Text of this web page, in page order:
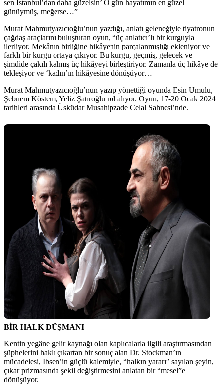
sen İstanbul’dan daha güzelsin’ O gün hayatımın en güzel
günüymüş, meğerse…”
Murat Mahmutyazıcıoğlu’nun yazdığı, anlatı geleneğiyle tiyatronun
çağdaş araçlarını buluşturan oyun, “üç anlatıcı’lı bir kurguyla
ilerliyor. Mekânın birliğine hikâyenin parçalanmışlığı ekleniyor ve
farklı bir kurgu ortaya çıkıyor. Bu kurgu, geçmiş, gelecek ve
şimdide çakılı kalmış üç hikâyeyi birleştiriyor. Zamanla üç hikâye de
tekleşiyor ve ‘kadın’ın hikâyesine dönüşüyor…
Murat Mahmutyazıcıoğlu’nun yazıp yönettiği oyunda Esin Umulu,
Şebnem Köstem, Yeliz Şatıroğlu rol alıyor. Oyun, 17-20 Ocak 2024
tarihleri arasında Üsküdar Musahipzade Celal Sahnesi’nde.
BİR HALK DÜŞMANI
Kentin yegâne gelir kaynağı olan kaplıcalarla ilgili araştırmasından
şüphelerini haklı çıkartan bir sonuç alan Dr. Stockman’ın
mücadelesi, Ibsen’in güçlü kalemiyle, “halkın yararı” sayılan şeyin,
çıkar prizmasında şekil değiştirmesini anlatan bir “mesel”e
dönüşüyor.